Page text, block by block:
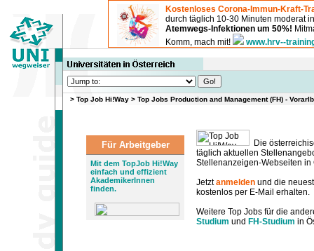
Kostenloses Corona-Immun-Kraft-
durch täglich 10-30 Minuten moderat
Atemwegs-Infektionen um 50%!
Komm, mach mit!
www.hrv--
> Top Job Hi!Way > Top Jobs Production and Management (FH) -
Für Arbeitgeber
Mit dem TopJob Hi!Way
einfach und effizient
AkademikerInnen
finden.
Die
täglich aktuellen
Stellenanzeigen-Webseiten in
Jetztanmelden und die
kostenlos per E-Mail erhalten.
Weitere Top Jobs für die
Studium und FH-Studium in